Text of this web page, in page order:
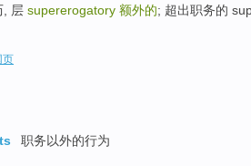
, 层 supererogatory 额外的; 超出职务的
页
职务以外的行为